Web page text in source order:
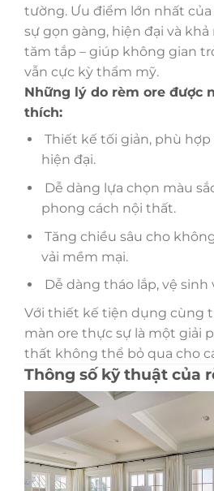
tường. Ưu điểm lớn nhất
sự gọn gàng, hiện đại và
tăm tắp – giúp không gian
vẫn cực kỳ thẩm mỹ.
Những lý do rèm ore được
thích:
Thiết kế tối giản, phù
hiện đại.
Dễ dàng lựa chọn màu
phong cách nội thất.
Tăng chiều sâu cho
vải mềm mại.
Dễ dàng tháo lắp, vệ sinh
Với thiết kế tiện dụng cùng
màn ore thực sự là một giải
thất không thể bỏ qua cho
Thông số kỹ thuật của